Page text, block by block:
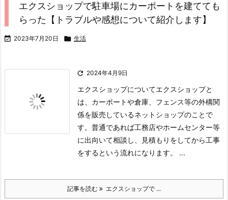
エクスショップで駐車場にカーポートを建てても
らった【トラブルや感想について紹介します】
 2023年7月20日  生活
 2024年4月9日
エクスショップについてエクスショップと
は、カーポートや倉庫、フェンス等の外構関
係を販売しているネットショップのことで
す。 普通であれば工務店やホームセンター等
に出向いて相談し、見積もりをしてから工事
をするという流れになります。 ...
記事を読む エクスショップで ...